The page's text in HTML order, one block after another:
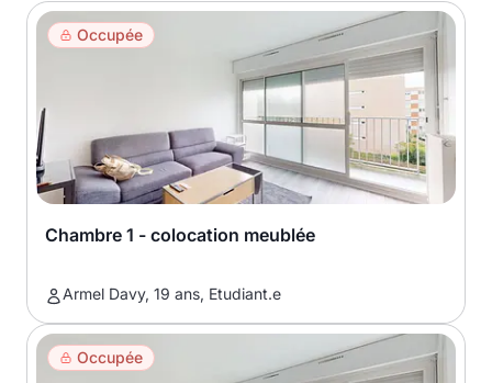
Occupée
Chambre 1 - colocation meublée
Armel Davy, 19 ans, Etudiant.e
Occupée